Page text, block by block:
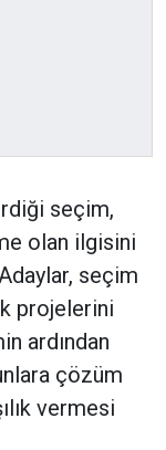
seçim,
olan ilgisini
seçim
projelerini
ardından
çözüm
vermesi